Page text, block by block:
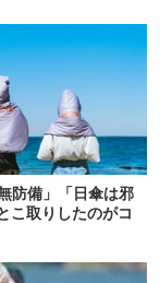
防備」「日傘は邪
こ取りしたのがコ